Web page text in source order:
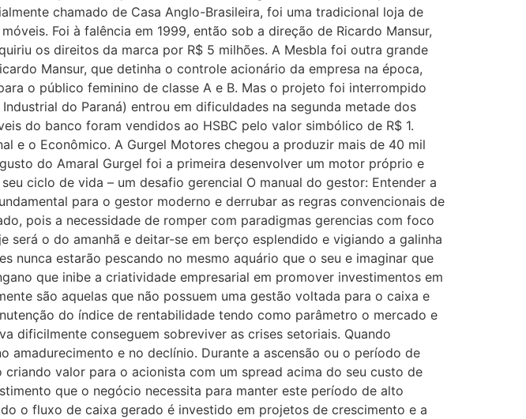
chamado de Casa Anglo-Brasileira, foi uma tradicional loja de
Foi à falência em 1999, então sob a direção de Ricardo Mansur,
os direitos da marca por R$ 5 milhões. A Mesbla foi outra grande
Mansur, que detinha o controle acionário da empresa na época,
o público feminino de classe A e B. Mas o projeto foi interrompido
do Paraná) entrou em dificuldades na segunda metade dos
do banco foram vendidos ao HSBC pelo valor simbólico de R$ 1.
e o Econômico. A Gurgel Motores chegou a produzir mais de 40 mil
do Amaral Gurgel foi a primeira desenvolver um motor próprio e
ciclo de vida – um desafio gerencial O manual do gestor: Entender a
para o gestor moderno e derrubar as regras convencionais de
pois a necessidade de romper com paradigmas gerencias com foco
o do amanhã e deitar-se em berço esplendido e vigiando a galinha
estarão pescando no mesmo aquário que o seu e imaginar que
que inibe a criatividade empresarial em promover investimentos em
são aquelas que não possuem uma gestão voltada para o caixa e
do índice de rentabilidade tendo como parâmetro o mercado e
dificilmente conseguem sobreviver as crises setoriais. Quando
amadurecimento e no declínio. Durante a ascensão ou o período de
valor para o acionista com um spread acima do seu custo de
que o negócio necessita para manter este período de alto
o fluxo de caixa gerado é investido em projetos de crescimento e a